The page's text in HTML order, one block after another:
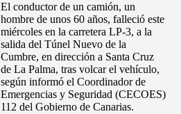
El conductor de un camión, un
hombre de unos 60 años, falleció este
miércoles en la carretera LP-3, a la
salida del Túnel Nuevo de la
Cumbre, en dirección a Santa Cruz
de La Palma, tras volcar el vehículo,
según informó el Coordinador de
Emergencias y Seguridad (CECOES)
112 del Gobierno de Canarias.